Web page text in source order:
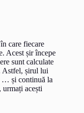
care fiecare
Acest șir începe
sunt calculate
Astfel, șirul lui
… și continuă la
acești